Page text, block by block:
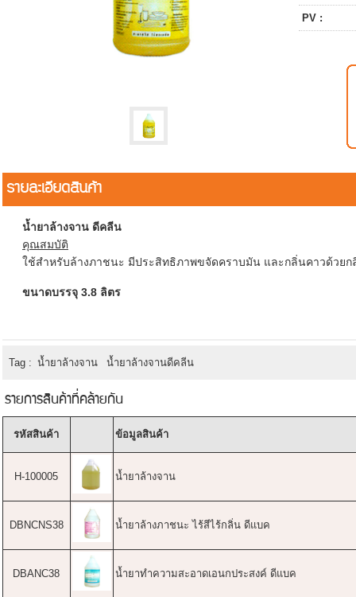
PV :
รายละเอียดสินค้า
น้ำยาล้างจาน ดีคลีน
คุณสมบัติ
ใช้สำหรับล้างภาชนะ มีประสิทธิภาพขจัดคราบมัน และกลิ่นคาวด้วย
ขนาดบรรจุ 3.8 ลิตร
Tag : น้ำยาล้างจาน น้ำยาล้างจานดีคลีน
รายการสินค้าที่คล้ายกัน
รหัสสินค้า ข้อมูลสินค้า
H-100005 น้ำยาล้างจาน
DBNCNS38 น้ำยาล้างภาชนะ ไร้สีไร้กลิ่น ดีแบค
DBANC38 น้ำยาทำความสะอาดเอนกประสงค์ ดีแบค